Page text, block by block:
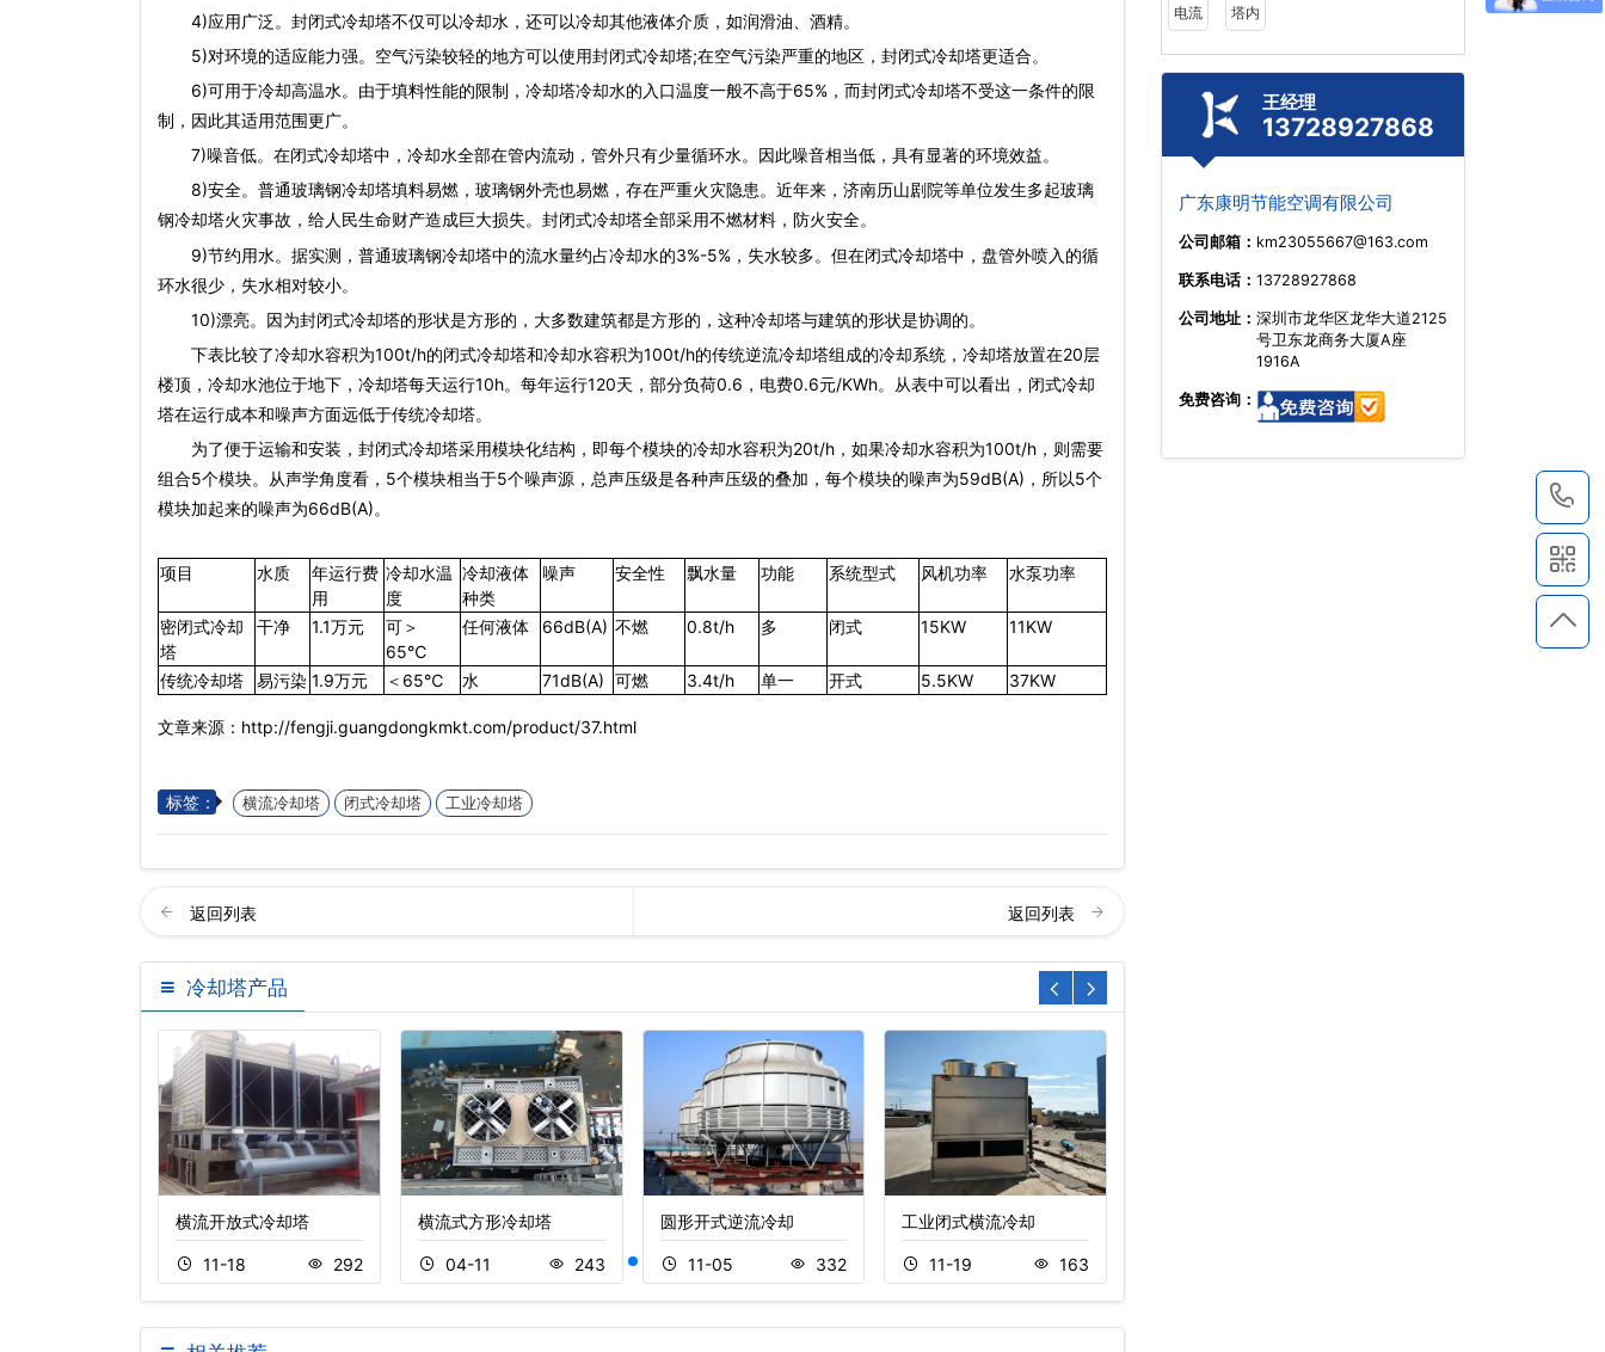
4)应用广泛。封闭式冷却塔不仅可以冷却水，还可以冷却其他液体介质，如润滑油、酒精。
5)对环境的适应能力强。空气污染较轻的地方可以使用封闭式冷却塔;在空气污染严重的地区，封闭式冷却塔更适合。
6)可用于冷却高温水。由于填料性能的限制，冷却塔冷却水的入口温度一般不高于65%，而封闭式冷却塔不受这一条件的限
制，因此其适用范围更广。
7)噪音低。在闭式冷却塔中，冷却水全部在管内流动，管外只有少量循环水。因此噪音相当低，具有显著的环境效益。
8)安全。普通玻璃钢冷却塔填料易燃，玻璃钢外壳也易燃，存在严重火灾隐患。近年来，济南历山剧院等单位发生多起玻璃
钢冷却塔火灾事故，给人民生命财产造成巨大损失。封闭式冷却塔全部采用不燃材料，防火安全。
9)节约用水。据实测，普通玻璃钢冷却塔中的流水量约占冷却水的3%-5%，失水较多。但在闭式冷却塔中，盘管外喷入的循
环水很少，失水相对较小。
10)漂亮。因为封闭式冷却塔的形状是方形的，大多数建筑都是方形的，这种冷却塔与建筑的形状是协调的。
下表比较了冷却水容积为100t/h的闭式冷却塔和冷却水容积为100t/h的传统逆流冷却塔组成的冷却系统，冷却塔放置在20层
楼顶，冷却水池位于地下，冷却塔每天运行10h。每年运行120天，部分负荷0.6，电费0.6元/KWh。从表中可以看出， 闭式冷却
塔在运行成本和噪声方面远低于传统冷却塔。
为了便于运输和安装，封闭式冷却塔采用模块化结构，即每个模块的冷却水容积为20t/h，如果冷却水容积为100t/h，则需要
组合5个模块。从声学角度看，5个模块相当于5个噪声源，总声压级是各种声压级的叠加，每个模块的噪声为59dB(A)，所以5个
模块加起来的噪声为66dB(A)。
项目 水质
年运行费
用
冷却水温
度
冷却液体
种类
噪声 安全性 飘水量 功能 系统型式 风机功率 水泵功率
密闭式冷却
塔
干净 1.1万元
可＞
65℃
任何液体 66dB(A) 不燃 0.8t/h 多 闭式 15KW 11KW
传统冷却塔 易污染 1.9万元 ＜65℃ 水 71dB(A) 可燃 3.4t/h 单一 开式 5.5KW 37KW
文章来源：http://fengji.guangdongkmkt.com/product/37.html
标签： 横流冷却塔 闭式冷却塔 工业冷却塔
返回列表 返回列表
冷却塔产品
横流开放式冷却塔
11-18 292
横流式方形冷却塔
04-11 243
圆形开式逆流冷却
11-05 332
工业闭式横流冷却
11-19 163
电流 塔内
王经理
13728927868
广东康明节能空调有限公司
公司邮箱： km23055667@163.com
联系电话： 13728927868
公司地址： 深圳市龙华区龙华大道2125
号卫东龙商务大厦A座
1916A
免费咨询：